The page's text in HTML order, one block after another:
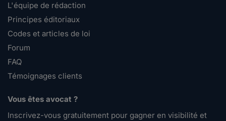
L'équipe de rédaction
Principes éditoriaux
Codes et articles de loi
Forum
FAQ
Témoignages clients
Vous êtes avocat ?
Inscrivez-vous gratuitement pour gagner en visibilité et